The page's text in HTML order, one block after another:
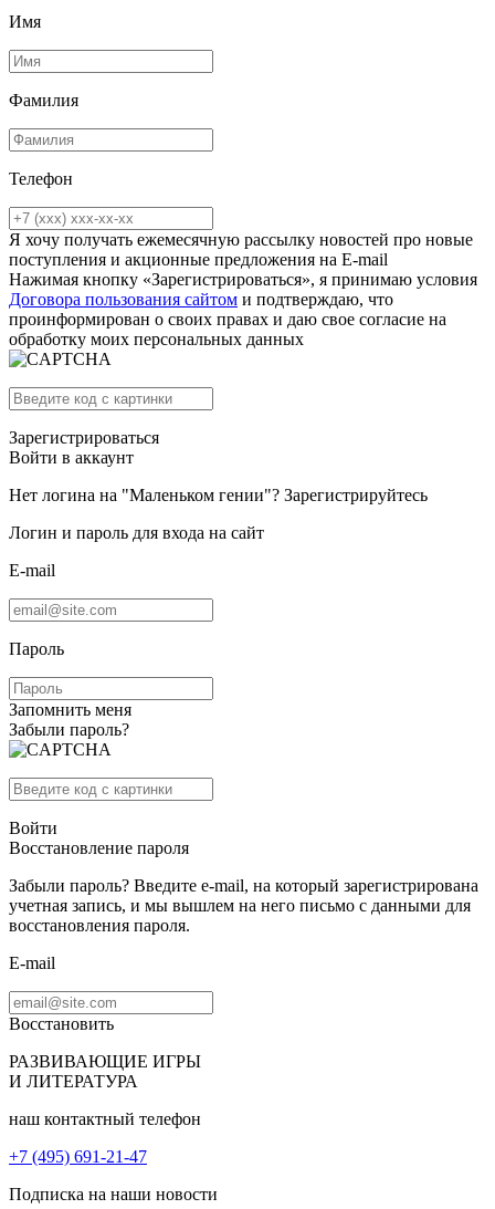
Имя
Фамилия
Телефон
Я хочу получать ежемесячную рассылку новостей про новые
поступления и акционные предложения на E-mail
Нажимая кнопку «Зарегистрироваться», я принимаю условия
Договора пользования сайтом и подтверждаю, что
проинформирован о своих правах и даю свое согласие на
обработку моих персональных данных
Зарегистрироваться
Войти в аккаунт
Нет логина на "Маленьком гении"? Зарегистрируйтесь
Логин и пароль для входа на сайт
E-mail
Пароль
Запомнить меня
Забыли пароль?
Войти
Восстановление пароля
Забыли пароль? Введите e-mail, на который зарегистрирована
учетная запись, и мы вышлем на него письмо с данными для
восстановления пароля.
E-mail
Восстановить
РАЗВИВАЮЩИЕ ИГРЫ
И ЛИТЕРАТУРА
наш контактный телефон
+7 (495) 691-21-47
Подписка на наши новости